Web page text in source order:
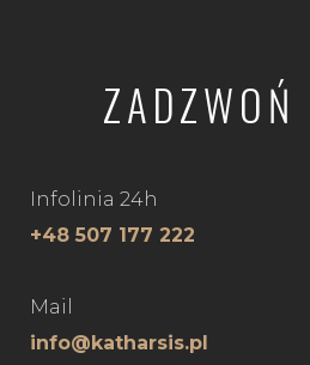
ZADZWOŃ
Infolinia 24h
+48 507 177 222
Mail
info@katharsis.pl